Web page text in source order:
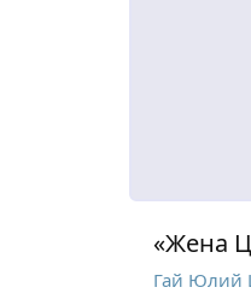
«Жена
Гай Юлий